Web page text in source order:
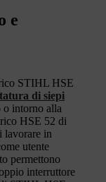
e
STIHL HSE
di siepi
o intorno alla
HSE 52 di
lavorare in
utente
permettono
interruttore